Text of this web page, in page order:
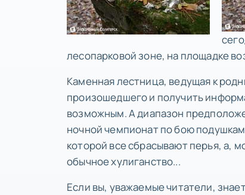
лесопарковой зоне, на площадке
Каменная лестница, ведущая к
произошедшего и получить
возможным. А диапазон
ночной чемпионат по бою
которой все сбрасывают перья, а,
обычное хулиганство...
Если вы, уважаемые читатели,